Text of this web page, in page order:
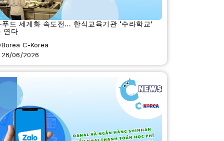
드 세계화 속도전… 한식교육기관 ‘수라학교’
연다
Borea C-Korea
26/06/2026